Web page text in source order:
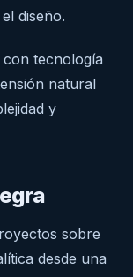
diseño.
tecnología
natural
y
sobre
desde una